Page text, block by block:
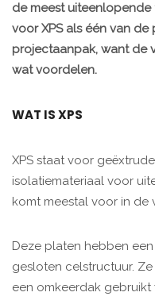
de meest uiteenlopende
voor XPS als één van
projectaanpak, want de
wat voordelen.
WAT IS XPS
XPS staat voor
isolatiemateriaal voor
komt meestal voor in de
Deze platen hebben
gesloten celstructuur.
een omkeerdak